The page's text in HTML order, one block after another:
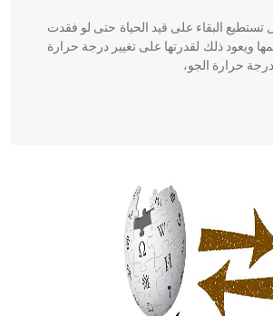
تستطيع البقاء على قيد الحياة حتى لو فقدت
ويعود ذلك لقدرتها على تغيير درجة حرارة
حرارة الجو،
التغذية، ورسالته في جروح الرأس. ويعود
الطب من الدين والفلسفة.
إفراز حيواني يتكون في البحر ويتركب